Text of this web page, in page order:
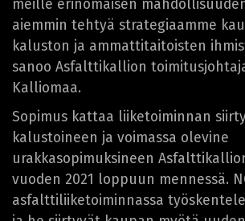
meille erinomaisen
aiemmin tehtyä strategiaamme
kaluston ja ammattitaitoisten
sanoo Asfalttikallion
Kalliomaa.
Sopimus kattaa liiketoiminnan
kalustoineen ja voimassa olevine
urakkasopimuksineen
vuoden 2021 loppuun mennessä.
asfalttiliiketoiminnassa